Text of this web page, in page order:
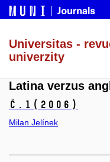
Universitas -
univerzity
Latina verzus
č.1 (2006)
Milan Jelínek